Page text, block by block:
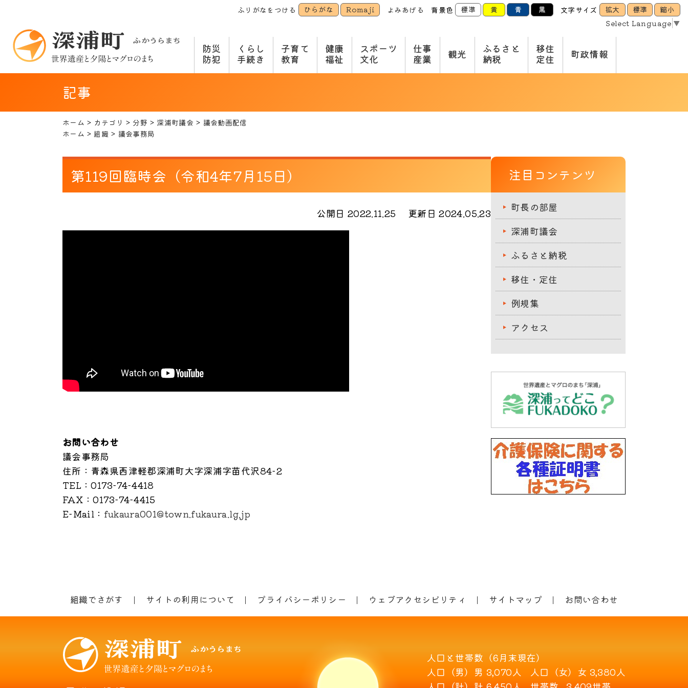
ふりがなをつける ひらがな Romaji よみあげる 背景色 標準 黄 青 黒 文字サイズ 拡大 標準
縮小
Select Language ▼
防災
防犯
くらし
手続き
子育て
教育
健康
福祉
スポーツ
文化
仕事
産業
観光
ふるさと
納税
移住
定住
町政情報
記事
ホーム カテゴリ 分野 深浦町議会
議会動画配信
ホーム
組織 議会事務局
第119回臨時会（令和4年7月15日）
公開日 2022.11.25 更新日 2024.05.23
お問い合わせ
議会事務局
住所 ：青森県西津軽郡深浦町大字深浦字苗代沢84-2
TEL ：0173-74-4418
FAX ：0173-74-4415
E-Mail ： fukaura001@town.fukaura.lg.jp
注目コンテンツ
町長の部屋
深浦町議会
ふるさと納税
移住・定住
例規集
アクセス
組織でさがす サイトの利用について プライバシーポリシー ウェブアクセシビリティ サイトマップ お問い合わせ
人口と世帯数（6月末現在）
人口（男） 男 3,070人 人口（女） 女 3,380人